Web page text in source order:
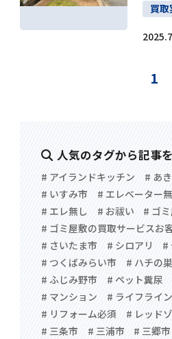
買
1
人気のタグから記事
# アイランドキッチン
# あ
# いすみ市
# エレベーター
# エレ無し
# お祓い
# ゴ
# ゴミ屋敷の買取サービスお
# さいたま市
# シロアリ
#
# つくばみらい市
# ハチの巣
# ふじみ野市
# ペット糞尿
# マンション
# ライフライ
# リフォーム必須
# レッド
# 三条市
# 三浦市 # 三郷市